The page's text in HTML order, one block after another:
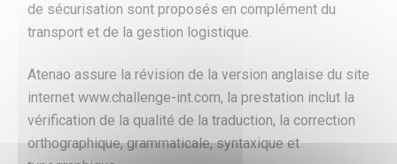
de sécurisation sont proposés en complément du
transport et de la gestion logistique.
Atenao assure la révision de la version anglaise du site
internet www.challenge-int.com, la prestation inclut la
vérification de la qualité de la traduction, la correction
orthographique, grammaticale, syntaxique et